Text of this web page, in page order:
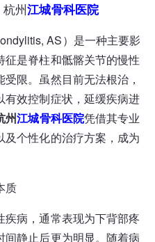
杭州江城骨科医院
AS）是一种主要影
是脊柱和骶髂关节的慢性
限。虽然目前无法根治，
效控制症状，延缓疾病进
州江城骨科医院凭借其专业
个性化的治疗方案，成为
质
疾病，通常表现为下背部疼
静止后更为明显。随着病